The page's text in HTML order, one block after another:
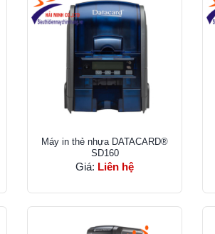
Máy in thẻ nhựa DATACARD®
SD160
Giá: Liên hệ